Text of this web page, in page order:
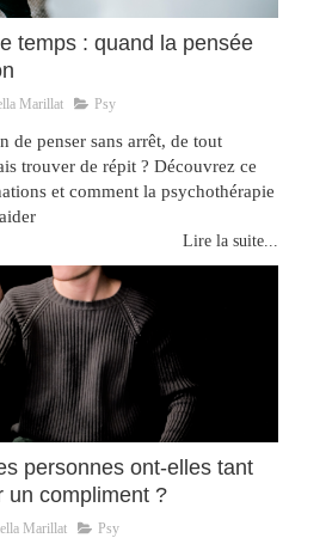
temps : quand la pensée
Marillat Psy
de penser sans arrêt, de tout
trouver de répit ? Découvrez ce
et comment la psychothérapie
Lire la suite...
personnes ont-elles tant
un compliment ?
Marillat Psy